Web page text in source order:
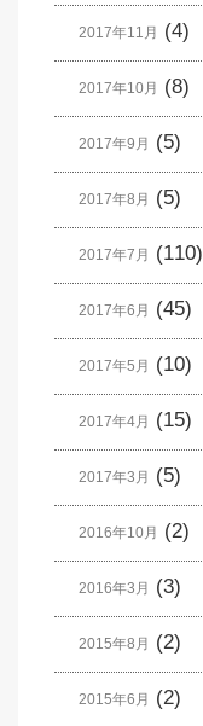
2017年11月 (4)
2017年10月 (8)
2017年9月 (5)
2017年8月 (5)
2017年7月 (110)
2017年6月 (45)
2017年5月 (10)
2017年4月 (15)
2017年3月 (5)
2016年10月 (2)
2016年3月 (3)
2015年8月 (2)
2015年6月 (2)